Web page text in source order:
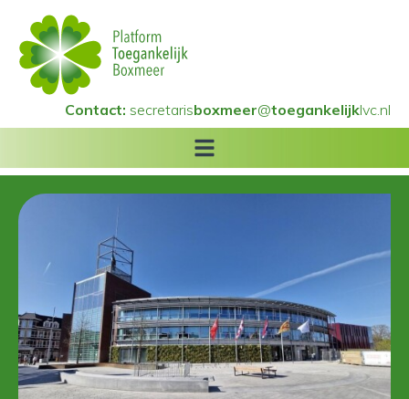
Contact: secretarisboxmeer@toegankelijklvc.nl